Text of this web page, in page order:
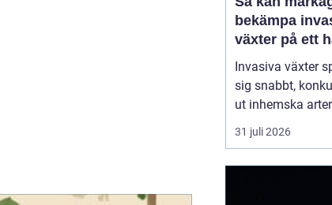
bekämpa
växter på ett
sätt
Invasiva växter
sig snabbt,
ut inhemska
kan på sikt
ekosystem. De
31 juli 2026